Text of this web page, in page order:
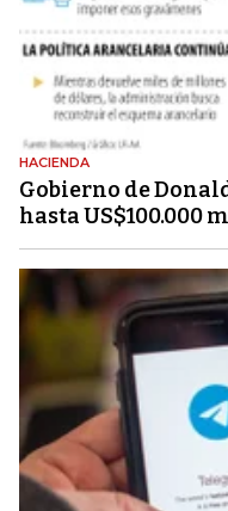
HACIENDA
Gobierno de
hasta US$100.000